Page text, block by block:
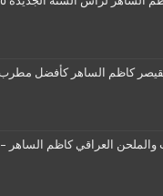
كاظم الساهر كأفضل
العراقي كاظم الساهر –